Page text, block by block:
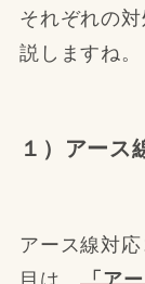
それぞれの
説しますね。
１）アース
アース線対